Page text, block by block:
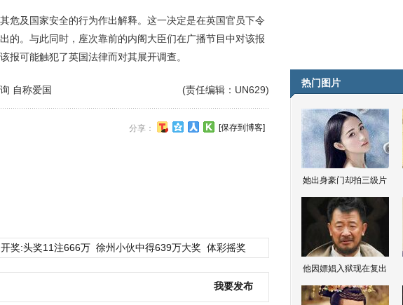
及国家安全的行为作出解释。这一决定是在英国官员下令
的。与此同时，座次靠前的内阁大臣们在广播节目中对该报
报可能触犯了英国法律而对其展开调查。
(责任编辑：UN629)
自称爱国
分享： [保存到博客]
奖:头奖11注666万 徐州小伙中得639万大奖 体彩摇奖
我要发布
热门图片
她出身豪门却拍三级片
他因嫖娼入狱现在复出